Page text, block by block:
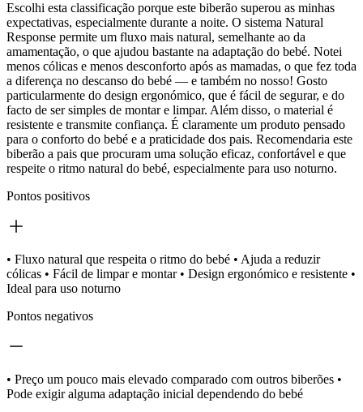
Escolhi esta classificação porque este biberão superou as minhas
expectativas, especialmente durante a noite. O sistema Natural
Response permite um fluxo mais natural, semelhante ao da
amamentação, o que ajudou bastante na adaptação do bebé. Notei
menos cólicas e menos desconforto após as mamadas, o que fez toda
a diferença no descanso do bebé — e também no nosso! Gosto
particularmente do design ergonómico, que é fácil de segurar, e do
facto de ser simples de montar e limpar. Além disso, o material é
resistente e transmite confiança. É claramente um produto pensado
para o conforto do bebé e a praticidade dos pais. Recomendaria este
biberão a pais que procuram uma solução eficaz, confortável e que
respeite o ritmo natural do bebé, especialmente para uso noturno.
Pontos positivos
• Fluxo natural que respeita o ritmo do bebé • Ajuda a reduzir
cólicas • Fácil de limpar e montar • Design ergonómico e resistente •
Ideal para uso noturno
Pontos negativos
• Preço um pouco mais elevado comparado com outros biberões •
Pode exigir alguma adaptação inicial dependendo do bebé